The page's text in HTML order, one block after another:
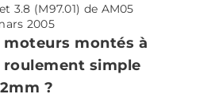
3.8 (M97.01) de AM05
2005
moteurs montés à
roulement simple
?